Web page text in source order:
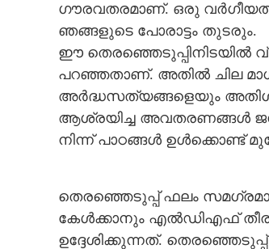
ഗൗരവതരമാണ്. ഒരു
ഞങ്ങളുടെ പോരാട്ടം തുടരും.
ഈ തെരഞ്ഞെടുപ്പിനിടയിൽ
പറഞ്ഞതാണ്. അതിൽ ചില
അർദ്ധസത്യങ്ങളെയും
ആശ്രയിച്ച അവതരണങ്ങൾ
നിന്ന് പാഠങ്ങൾ
തെരഞ്ഞെടുപ്പ് ഫലം
കേൾക്കാനും എൽഡിഎഫ്
ഉദ്ദേശിക്കുന്നത്.